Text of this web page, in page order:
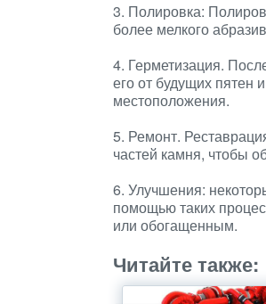
3. Полировка:
более мелкого
4. Герметизация.
его от будущих пятен
местоположения.
5. Ремонт.
частей камня, чтобы
6. Улучшения:
помощью таких
или обогащенным.
Читайте также: